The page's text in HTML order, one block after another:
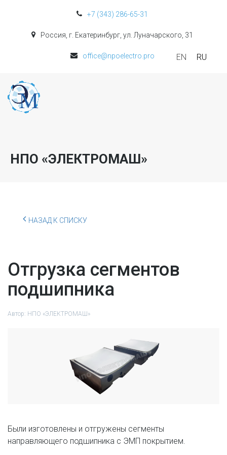
+7 (343) 286-65-31
Россия, г. Екатеринбург, ул. Луначарского, 31
office@npoelectro.pro EN RU
НПО «ЭЛЕКТРОМАШ»
НАЗАД К СПИСКУ
Отгрузка сегментов
подшипника
Автор: НПО «ЭЛЕКТРОМАШ»
Были изготовлены и отгружены сегменты
направляющего подшипника с ЭМП покрытием.